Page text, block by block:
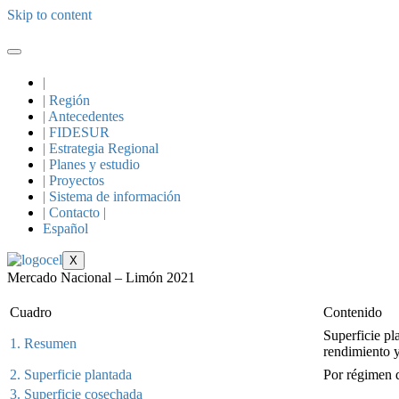
Skip to content
|
| Región
| Antecedentes
| FIDESUR
| Estrategia Regional
| Planes y estudio
| Proyectos
| Sistema de información
| Contacto |
Español
X
Mercado Nacional – Limón 2021
Cuadro Contenido
1. Resumen
Superficie
rendimiento
2. Superficie plantada
Por régimen
3. Superficie cosechada